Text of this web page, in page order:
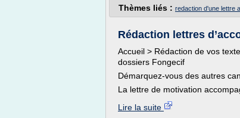
Thèmes liés : redaction d'une lettre
Rédaction lettres
Accueil > Rédaction de vos
dossiers Fongecif
Démarquez-vous des autres
La lettre de motivation
Lire la suite